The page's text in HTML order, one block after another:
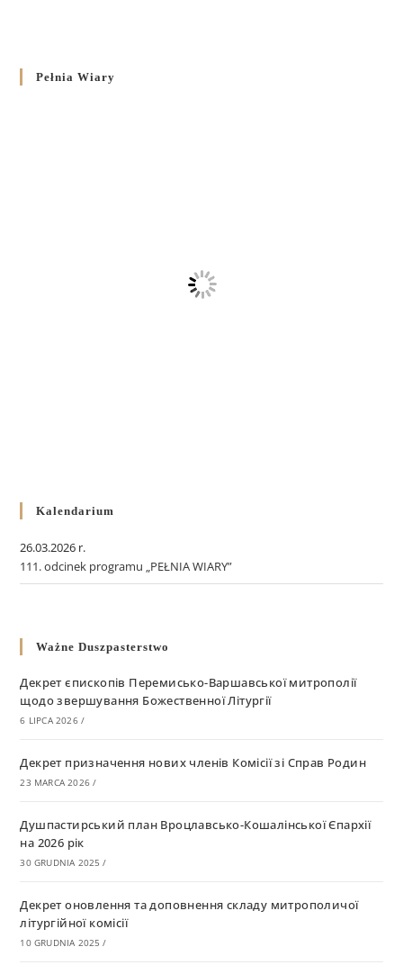
Pełnia Wiary
Kalendarium
26.03.2026 r.
111. odcinek programu „PEŁNIA WIARY”
Ważne Duszpasterstwo
Декрет єпископів Перемисько-Варшавської митрополії
щодо звершування Божественної Літургії
6 LIPCA 2026 /
Декрет призначення нових членів Комісії зі Справ Родин
23 MARCA 2026 /
Душпастирський план Вроцлавсько-Кошалінської Єпархії
на 2026 рік
30 GRUDNIA 2025 /
Декрет оновлення та доповнення складу митрополичої
літургійної комісії
10 GRUDNIA 2025 /